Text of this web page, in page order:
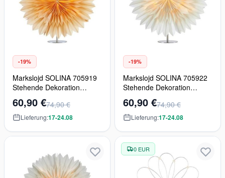
-19%
Markslojd SOLINA 705919
Stehende Dekoration
1x6W/E14 IP20
60,90 €74,90 €
Lieferung:17-24.08
-19%
Markslojd SOLINA 705922
Stehende Dekoration
1x6W/E14 IP20
60,90 €74,90 €
Lieferung:17-24.08
0 EUR